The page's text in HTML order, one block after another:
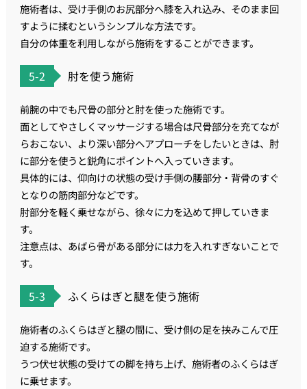
施術者は、受け手側のお尻部分へ膝を入れ込み、そのまま回
すように揉むというシンプルな方法です。
自分の体重を利用しながら施術をすることができます。
5-2 肘を使う施術
前腕の中でも尺骨の部分と肘を使った施術です。
面としてやさしくマッサージする場合は尺骨部分を充てなが
らおこない、より深い部分ヘアプローチをしたいときは、肘
に部分を使うと鋭角にポイントへ入っていきます。
具体的には、仰向けの状態の受け手側の腰部分・背骨のすぐ
となりの筋肉部分などです。
肘部分を軽く乗せながら、徐々に力を込めて押していきま
す。
注意点は、あばら骨がある部分には力を入れすぎないことで
す。
5-3 ふくらはぎと腿を使う施術
施術者のふくらはぎと腿の間に、受け側の足を挟みこんで圧
迫する施術です。
うつ伏せ状態の受けての脚を持ち上げ、施術者のふくらはぎ
に乗せます。